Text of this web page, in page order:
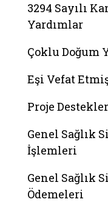
3294 Sayılı
Yardımlar
Çoklu Doğum
Eşi Vefat
Proje
Genel Sağlık
İşlemleri
Genel Sağlık
Ödemeleri